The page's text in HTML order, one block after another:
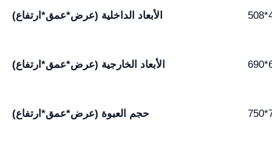
الأبعاد الداخلية (عرض*عمق*ارتفاع)
الأبعاد الخارجية (عرض*عمق*ارتفاع)
حجم العبوة (عرض*عمق*ارتفاع)